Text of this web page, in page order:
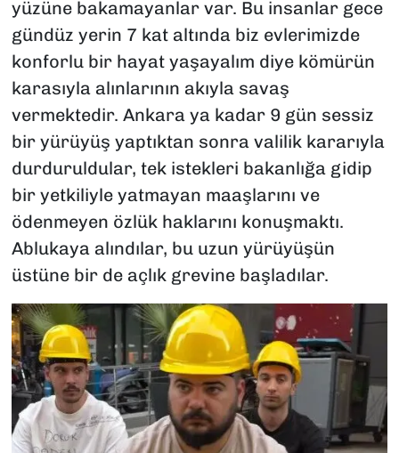
yüzüne bakamayanlar var. Bu insanlar gece
gündüz yerin 7 kat altında biz evlerimizde
konforlu bir hayat yaşayalım diye kömürün
karasıyla alınlarının akıyla savaş
vermektedir. Ankara ya kadar 9 gün sessiz
bir yürüyüş yaptıktan sonra valilik kararıyla
durduruldular, tek istekleri bakanlığa gidip
bir yetkiliyle yatmayan maaşlarını ve
ödenmeyen özlük haklarını konuşmaktı.
Ablukaya alındılar, bu uzun yürüyüşün
üstüne bir de açlık grevine başladılar.